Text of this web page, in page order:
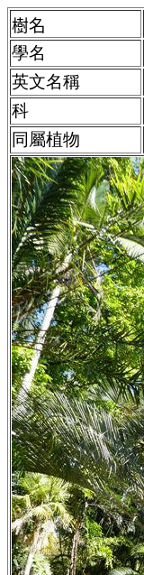
樹名
學名
英文名稱
科
同屬植物